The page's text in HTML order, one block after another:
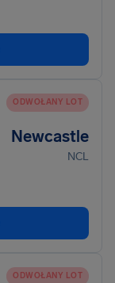
ODWOŁANY LOT
Newcastle
NCL
ODWOŁANY LOT